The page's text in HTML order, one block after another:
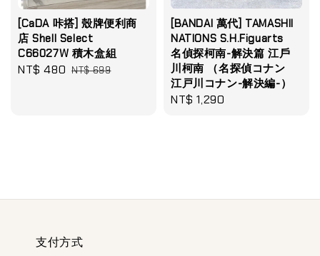
[CaDA 咔搭] 殼牌便利商
店 Shell Select
C66027W 積木盒組
Sale
NT$ 480 Regular
NT$ 699
[BANDAI 萬代] TAMASHII
NATIONS S.H.Figuarts
名偵探柯南-解決篇 江戶
川柯南 （名探偵コナン
江戸川コナン-解決編-）
Regular
NT$ 1,290
支付方式